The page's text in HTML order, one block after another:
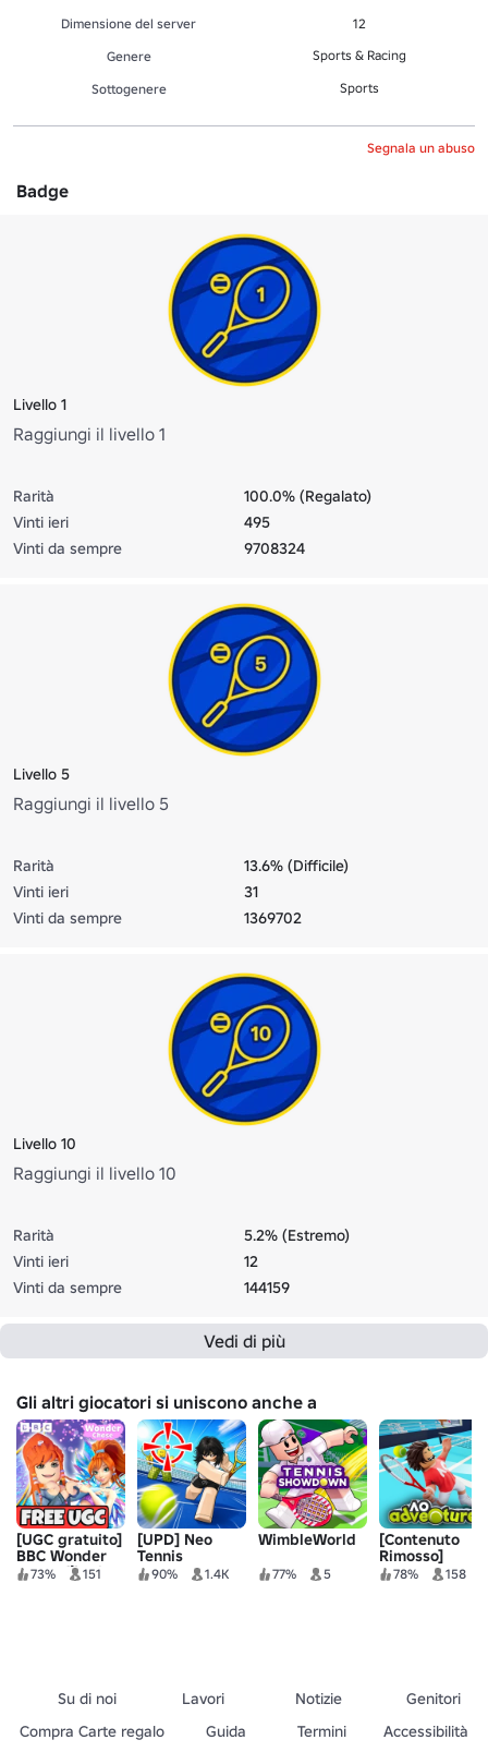
Dimensione del server
12
Genere
Sports & Racing
Sottogenere Sports
Segnala un abuso
Badge
Livello 1
Raggiungi il livello 1
Rarità
100.0% (Regalato)
Vinti ieri
495
Vinti da sempre
9708324
Livello 5
Raggiungi il livello 5
Rarità
13.6% (Difficile)
Vinti ieri
31
Vinti da sempre
1369702
Livello 10
Raggiungi il livello 10
Rarità
5.2% (Estremo)
Vinti ieri
12
Vinti da sempre
144159
Vedi di più
Gli altri giocatori si uniscono anche a
[UGC gratuito]
BBC Wonder
Chase 🧚 Winx
73% 151
[UPD] Neo
Tennis
90% 1.4K
WimbleWorld
77% 5
[Contenuto
Rimosso]
78% 158
Su di noi Lavori Notizie
Genitori
Compra Carte regalo
Guida Termini Accessibilità